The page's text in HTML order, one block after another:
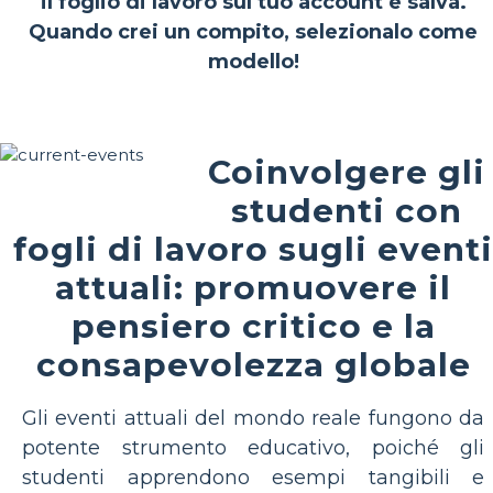
Quando crei un compito, selezionalo come
modello!
Coinvolgere gli
studenti con
fogli di lavoro sugli eventi
attuali: promuovere il
pensiero critico e la
consapevolezza globale
Gli eventi attuali del mondo reale fungono da
potente strumento educativo, poiché gli
studenti apprendono esempi tangibili e